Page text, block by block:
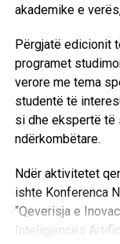
inovacionit dhe
UBT vazhdon të
në STEM, duke
e Kosovës të jenë
prestigjioze
prestigjioze
akademike e
Përgjatë edicionit
programet
verore me tema
studentë të
si dhe ekspertë të
ndërkombëtare.
Ndër aktivitetet
ishte Konferenca
“Qeverisja e
Inteligjencës